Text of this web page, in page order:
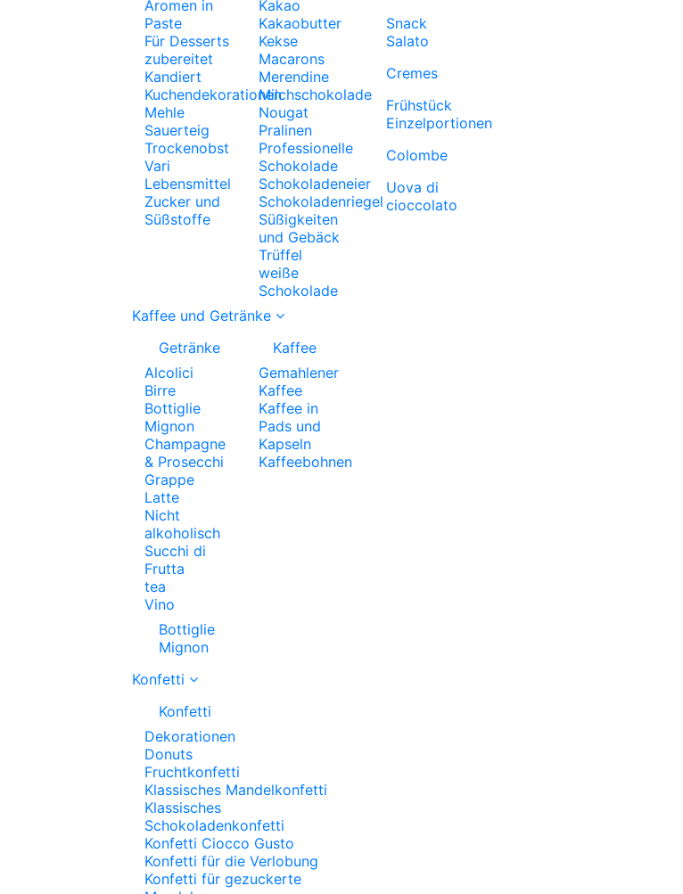
Aromen in
Paste
Für Desserts
zubereitet
Kandiert
Kuchendekorationen
Mehle
Sauerteig
Trockenobst
Vari
Lebensmittel
Zucker und
Süßstoffe
Kakao
Kakaobutter
Kekse
Macarons
Merendine
Milchschokolade
Nougat
Pralinen
Professionelle
Schokolade
Schokoladeneier
Schokoladenriegel
Süßigkeiten
und Gebäck
Trüffel
weiße
Schokolade
Snack
Salato
Cremes
Frühstück
Einzelportionen
Colombe
Uova di
cioccolato
Kaffee und Getränke
Getränke
Alcolici
Birre
Bottiglie
Mignon
Champagne
& Prosecchi
Grappe
Latte
Nicht
alkoholisch
Succhi di
Frutta
tea
Vino
Bottiglie
Mignon
Kaffee
Gemahlener
Kaffee
Kaffee in
Pads und
Kapseln
Kaffeebohnen
Konfetti
Konfetti
Dekorationen
Donuts
Fruchtkonfetti
Klassisches Mandelkonfetti
Klassisches
Schokoladenkonfetti
Konfetti Ciocco Gusto
Konfetti für die Verlobung
Konfetti für gezuckerte